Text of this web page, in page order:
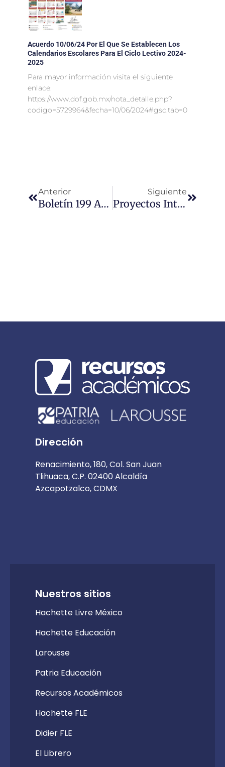
Acuerdo 10/06/24 Por El Que Se Establecen Los
Calendarios Escolares Para El Ciclo Lectivo 2024-
2025
Para mayor información visita el siguiente
enlace:
https://www.dof.gob.mx/nota_detalle.php?
codigo=5729964&fecha=10/06/2024#gsc.tab=0
Anterior
Boletín 199 Anuncia SEP Nuevo Marco Para La Convivencia Escolar En Escuelas De Educación Básica De La Ciudad De México
Siguiente
Proyectos Integradores. Preescolar. ¡Aprendamos En Comunidad!
Dirección
Renacimiento, 180, Col. San Juan
Tlihuaca, C.P. 02400 Alcaldía
Azcapotzalco, CDMX
Nuestros sitios
Hachette Livre México
Hachette Educación
Larousse
Patria Educación
Recursos Académicos
Hachette FLE
Didier FLE
El Librero